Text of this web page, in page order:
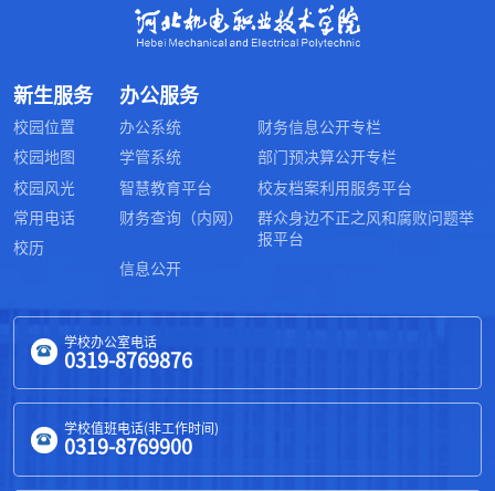
新生服务
校园位置
校园地图
校园风光
常用电话
校历
办公服务
办公系统
财务信息公开专栏
学管系统
部门预决算公开专栏
智慧教育平台
校友档案利用服务平台
财务查询（内网）
群众身边不正之风和腐败问题举
报平台
信息公开
学校办公室电话
0319-8769876
学校值班电话(非工作时间)
0319-8769900